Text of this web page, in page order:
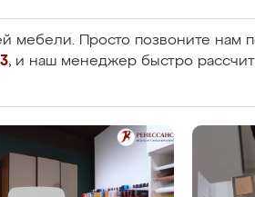
мебели. Просто позвоните нам
, и наш менеджер быстро